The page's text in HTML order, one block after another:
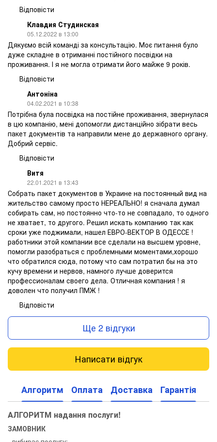
Відповісти
Клавдия Студинская
05.12.2022 в 13:00
Дякуємо всій команді за консультацію. Моє питання було
дуже складне в отриманні постійного посвідки на
проживання. І я не могла отримати його майже 9 років.
Відповісти
Антоніна
04.02.2021 в 10:38
Потрібна була посвідка на постійне проживання, звернулася
в цю компанію, мені допомогли дистанційно зібрати весь
пакет документів та направили мене до державного органу.
Добрий сервіс.
Відповісти
Витя
22.01.2021 в 13:43
Собрать пакет документов в Украине на постоянный вид на
жительство самому просто НЕРЕАЛЬНО! я сначала думал
собирать сам, но постоянно что-то не совпадало, то одного
не хватает, то другого. Решил искать компанию так как
сроки уже поджимали, нашел ЕВРО-ВЕКТОР В ОДЕССЕ !
работники этой компании все сделали на высшем уровне,
помогли разобраться с проблемными моментами,хорошо
что обратился сюда, потому что сам потратил бы на это
кучу времени и нервов, намного лучше доверится
профессионалам своего дела. Отличная компания ! я
доволен что получил ПМЖ !
Відповісти
Ще 2 відгуки
Написати відгук
Алгоритм Оплата Доставка Гарантія
АЛГОРИТМ надання послуги!
ЗАМОВНИК